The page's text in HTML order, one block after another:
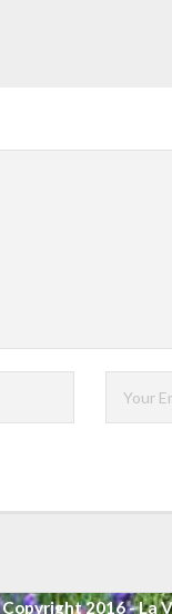
Copyright 2016 - La